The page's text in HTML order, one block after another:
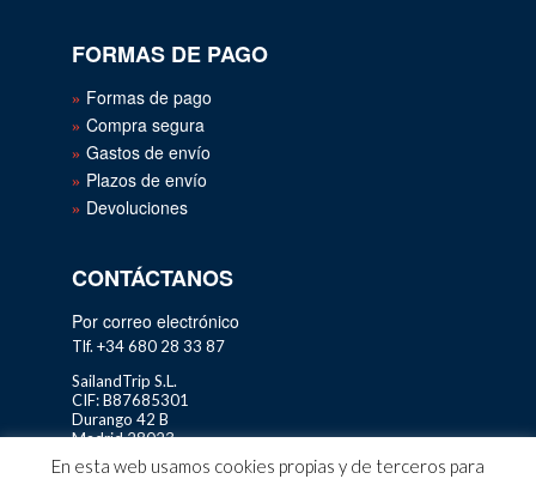
FORMAS DE PAGO
Formas de pago
Compra segura
Gastos de envío
Plazos de envío
Devoluciones
CONTÁCTANOS
Por correo electrónico
Tlf. +34 680 28 33 87
SailandTrip S.L.
CIF: B87685301
Durango 42 B
Madrid 28023
En esta web usamos cookies propias y de terceros para